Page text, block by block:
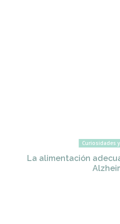
Curiosidades
La alimentación